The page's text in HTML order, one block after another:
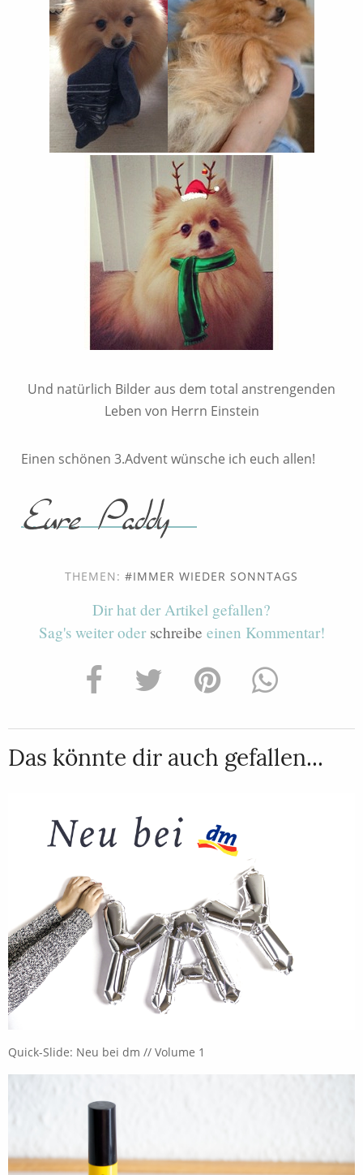
Und natürlich Bilder aus dem total anstrengenden
Leben von Herrn Einstein
Einen schönen 3.Advent wünsche ich euch allen!
THEMEN: IMMER WIEDER SONNTAGS
Dir hat der Artikel gefallen?
Sag's weiter oder schreibe einen Kommentar!
Das könnte dir auch gefallen...
Quick-Slide: Neu bei dm // Volume 1